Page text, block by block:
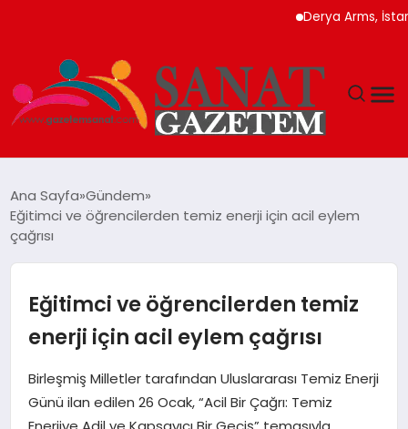
Derya Arms, İstanbul
TEKNOLOJI
SPOR
YAŞAM
EKONOMI
Ana Sayfa Gündem
Eğitimci ve öğrencilerden temiz enerji için acil eylem
çağrısı
Eğitimci ve öğrencilerden temiz
enerji için acil eylem çağrısı
Birleşmiş Milletler tarafından Uluslararası Temiz Enerji
Günü ilan edilen 26 Ocak, “Acil Bir Çağrı: Temiz